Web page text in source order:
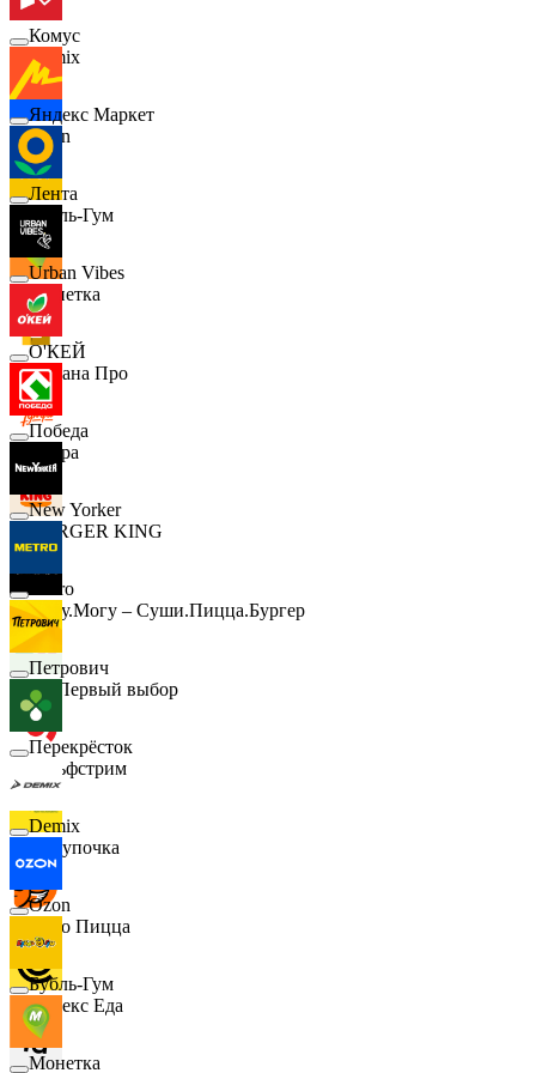
Demix
Ozon
Бубль-Гум
Монетка
Лемана Про
7 утра
BURGER KING
Хочу.Могу – Суши.Пицца.Бургер
B1 Первый выбор
Гольфстрим
Покупочка
Додо Пицца
Яндекс Еда
Комус
Яндекс Маркет
Лента
Urban Vibes
О'КЕЙ
Победа
New Yorker
Metro
Петрович
Перекрёсток
Demix
Ozon
Бубль-Гум
Монетка